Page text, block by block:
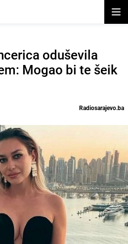
oduševila
Mogao bi te šeik
Radiosarajevo.ba